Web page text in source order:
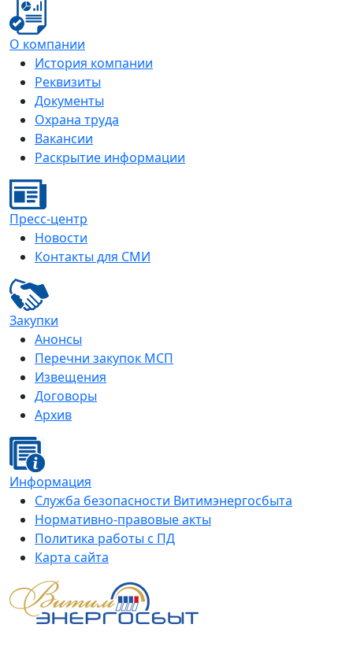
О компании
История компании
Реквизиты
Документы
Охрана труда
Вакансии
Раскрытие информации
Пресс-центр
Новости
Контакты для СМИ
Закупки
Анонсы
Перечни закупок МСП
Извещения
Договоры
Архив
Информация
Служба безопасности Витимэнергосбыта
Нормативно-правовые акты
Политика работы с ПД
Карта сайта